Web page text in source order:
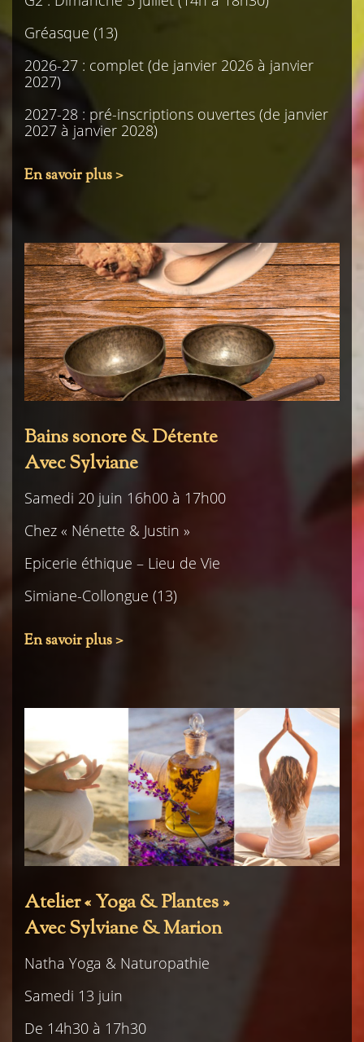
Gréasque (13)
2026-27 : complet (de janvier 2026 à janvier
2027)
2027-28 : pré-inscriptions ouvertes (de janvier
2027 à janvier 2028)
En savoir plus >
Bains sonore & Détente
Avec Sylviane
Samedi 20 juin 16h00 à 17h00
Chez « Nénette & Justin »
Epicerie éthique – Lieu de Vie
Simiane-Collongue (13)
En savoir plus >
Atelier « Yoga & Plantes »
Avec Sylviane & Marion
Natha Yoga & Naturopathie
Samedi 13 juin
De 14h30 à 17h30